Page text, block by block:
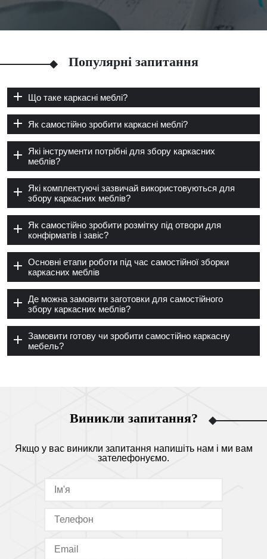
Популярні запитання
Що таке каркасні меблі?
Як самостійно зробити каркасні меблі?
Які інструменти потрібні для збору каркасних
меблів?
Які комплектуючі зазвичай використовуються для
збору каркасних меблів?
Як самостійно зробити розмітку під отвори для
конфірматів і завіс?
Основні етапи роботи під час самостійної зборки
каркасних меблів
Де можна замовити заготовки для самостійного
збору каркасних меблів?
Замовити готову чи зробити самостійно каркасну
мебель?
Виникли запитання?
Якщо у вас виникли запитання напишіть нам і ми вам
зателефонуємо.